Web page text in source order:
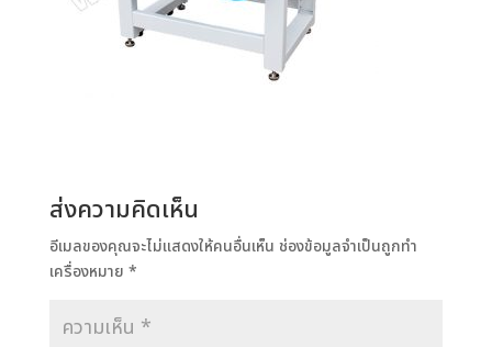
ส่งความคิดเห็น
อีเมลของคุณจะไม่แสดงให้คนอื่นเห็น ช่องข้อมูลจำเป็นถูกทำ
เครื่องหมาย *